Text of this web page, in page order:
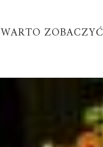
WARTO ZOBACZYĆ